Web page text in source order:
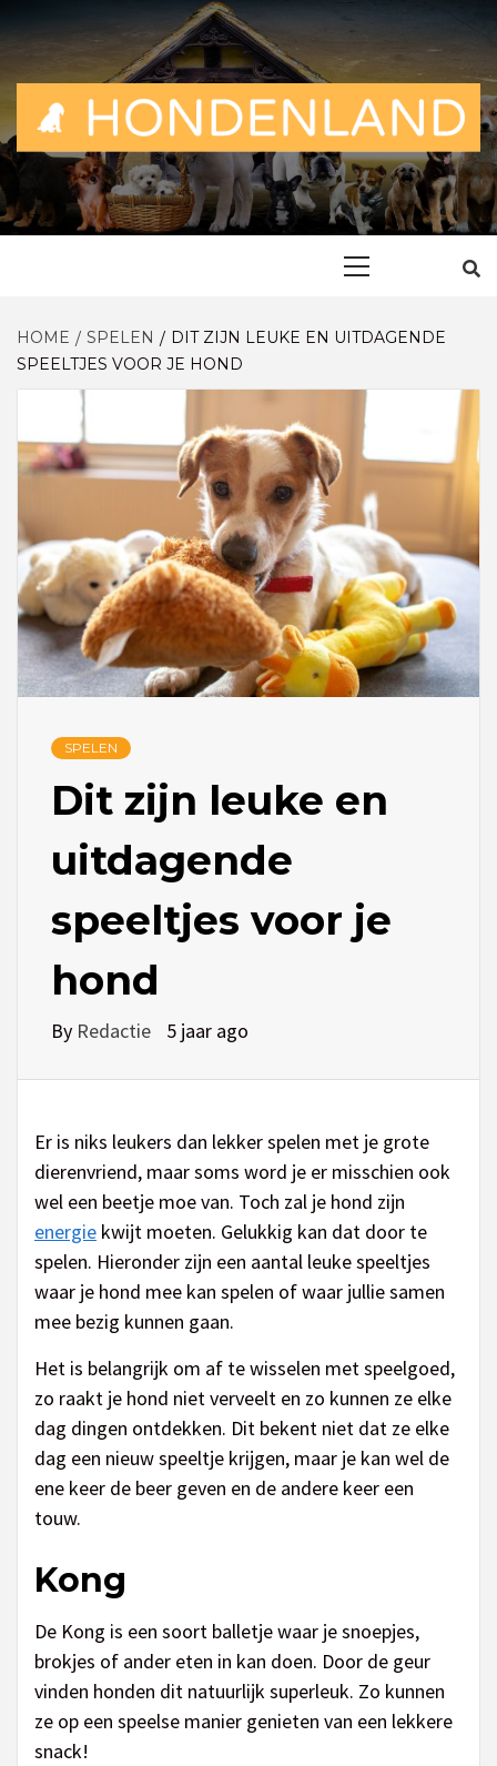
to
ALLES OVER EN VOOR DE TROUWE VRIEND
HOME SPELEN
DIT ZIJN LEUKE EN UITDAGENDE
SPEELTJES VOOR JE HOND
SPELEN
Dit zijn leuke en
uitdagende
speeltjes voor je
hond
By Redactie 5 jaar ago
Er is niks leukers dan lekker spelen met je grote
dierenvriend, maar soms word je er misschien ook
wel een beetje moe van. Toch zal je hond zijn
energie kwijt moeten. Gelukkig kan dat door te
spelen. Hieronder zijn een aantal leuke speeltjes
waar je hond mee kan spelen of waar jullie samen
mee bezig kunnen gaan.
Het is belangrijk om af te wisselen met speelgoed,
zo raakt je hond niet verveelt en zo kunnen ze elke
dag dingen ontdekken. Dit bekent niet dat ze elke
dag een nieuw speeltje krijgen, maar je kan wel de
ene keer de beer geven en de andere keer een
touw.
Kong
De Kong is een soort balletje waar je snoepjes,
brokjes of ander eten in kan doen. Door de geur
vinden honden dit natuurlijk superleuk. Zo kunnen
ze op een speelse manier genieten van een lekkere
snack!